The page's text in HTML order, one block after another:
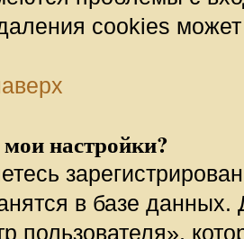
cookies
настройки?
в базе
пользователя»,